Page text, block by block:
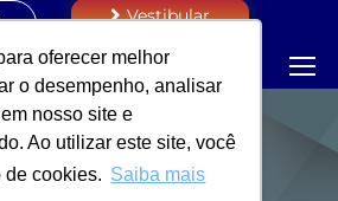
oferecer melhor
o desempenho, analisar
nosso site e
Ao utilizar este site, você
de cookies. Saiba mais
Vestibular
-